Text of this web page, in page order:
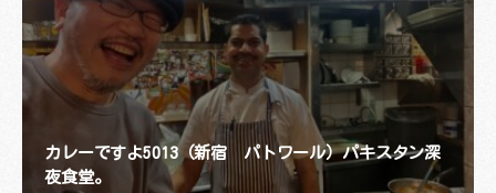
カレーですよ5013（新宿 パトワール）パキスタン深
夜食堂。